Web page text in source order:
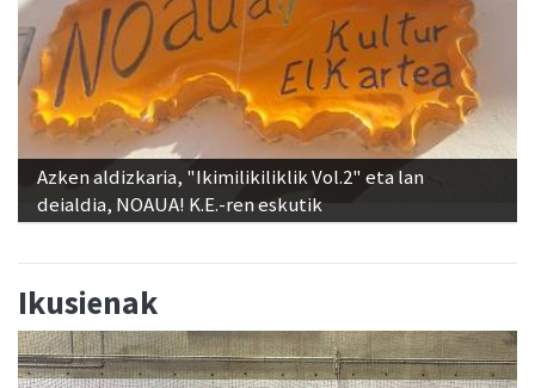
Azken aldizkaria, "Ikimilikiliklik Vol.2" eta lan
deialdia, NOAUA! K.E.-ren eskutik
Ikusienak